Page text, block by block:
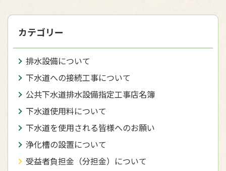
カテゴリー
排水設備について
下水道への接続工事について
公共下水道排水設備指定工事店名簿
下水道使用料について
下水道を使用される皆様へのお願い
浄化槽の設置について
受益者負担金（分担金）について